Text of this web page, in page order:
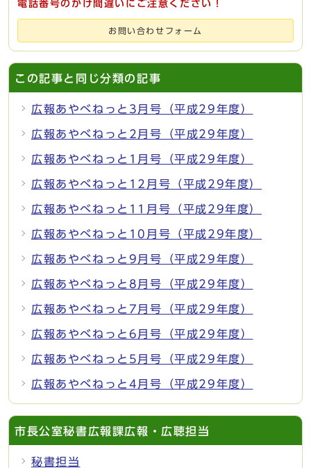
電話番号のかけ間違いにご注意ください！
お問い合わせフォーム
この記事と同じ分類の記事
広報あやべねっと3月号（平成29年度）
広報あやべねっと2月号（平成29年度）
広報あやべねっと1月号（平成29年度）
広報あやべねっと12月号（平成29年度）
広報あやべねっと11月号（平成29年度）
広報あやべねっと10月号（平成29年度）
広報あやべねっと9月号（平成29年度）
広報あやべねっと8月号（平成29年度）
広報あやべねっと7月号（平成29年度）
広報あやべねっと6月号（平成29年度）
広報あやべねっと5月号（平成29年度）
広報あやべねっと4月号（平成29年度）
市長公室秘書広報課広報・広聴担当
秘書担当